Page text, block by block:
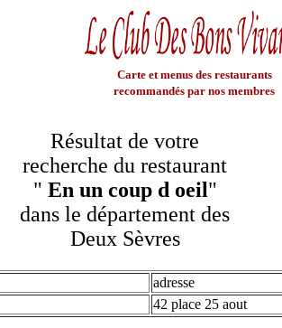
Carte et menus des restaurants
recommandés par nos membres
Résultat de votre
recherche du restaurant
" En un coup d oeil"
dans le département des
Deux Sèvres
adresse
42 place 25 aout